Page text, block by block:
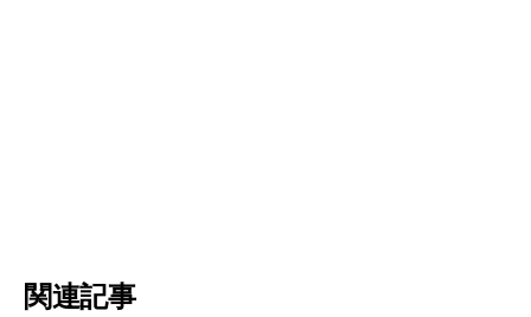
関連記事